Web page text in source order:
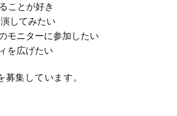
ことが好き
してみたい
モニターに参加したい
を広げたい
募集しています。